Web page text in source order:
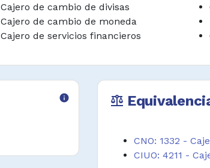
Cajero de cambio de divisas
Cajero de cambio de moneda
Cajero de servicios financieros
info balance
CNO: 1332 -
CIUO: 4211 -